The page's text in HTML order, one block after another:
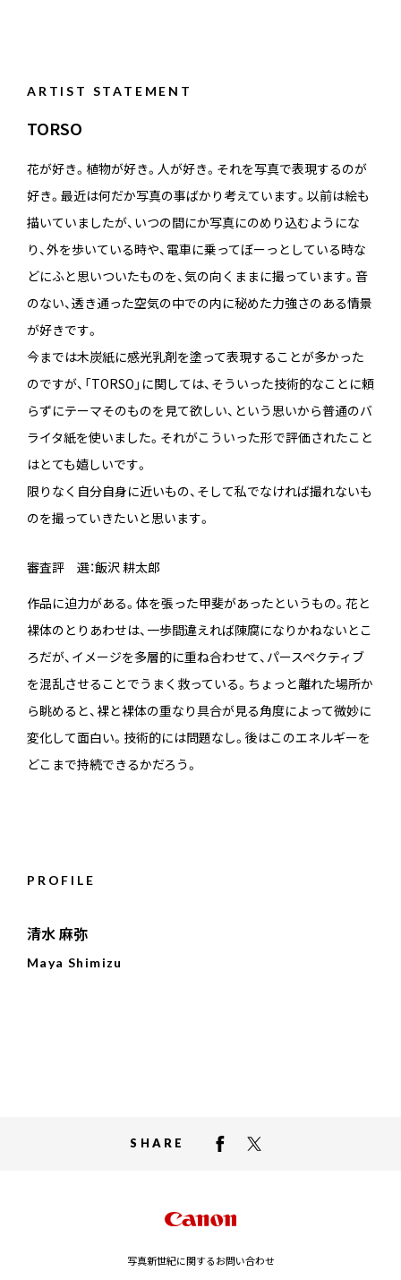
ARTIST STATEMENT
TORSO
花が好き。植物が好き。人が好き。それを写真で表現するのが
好き。最近は何だか写真の事ばかり考えています。以前は絵も
描いていましたが、いつの間にか写真にのめり込むようにな
り、外を歩いている時や、電車に乗ってぼーっとしている時な
どにふと思いついたものを、気の向くままに撮っています。音
のない、透き通った空気の中での内に秘めた力強さのある情景
が好きです。
今までは木炭紙に感光乳剤を塗って表現することが多かった
のですが、「TORSO」に関しては、そういった技術的なことに頼
らずにテーマそのものを見て欲しい、という思いから普通のバ
ライタ紙を使いました。それがこういった形で評価されたこと
はとても嬉しいです。
限りなく自分自身に近いもの、そして私でなければ撮れないも
のを撮っていきたいと思います。
審査評 選：飯沢 耕太郎
作品に迫力がある。体を張った甲斐があったというもの。花と
裸体のとりあわせは、一歩間違えれば陳腐になりかねないとこ
ろだが、イメージを多層的に重ね合わせて、パースペクティブ
を混乱させることでうまく救っている。ちょっと離れた場所か
ら眺めると、裸と裸体の重なり具合が見る角度によって微妙に
変化して面白い。技術的には問題なし。後はこのエネルギーを
どこまで持続できるかだろう。
PROFILE
清水 麻弥
Maya Shimizu
SHARE
写真新世紀に関するお問い合わせ